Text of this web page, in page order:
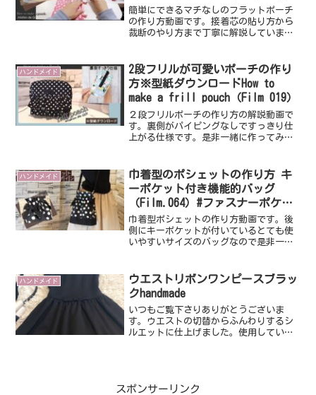
方
簡単にできるマチなしのフラットポーチ
の作り方動画です。接着芯の貼り方から
裁断のやり方まで丁寧に解説していま
とはありませんが、どちら面を上にして
縫うか、また手順など一番簡...
ハンドメイド
2段フリルが可愛いポーチの作り
方※型紙ダウンロードHow to
make a frill pouch（Film 019）
２段フリルポーチの作り方の解説動画で
す。裏側がパイピングなしですっきり仕
上がる仕様です。是非一緒に作ってみて
から無料ダウンロードしてご自宅のプリ
ンタで印刷し...
ハンドメイド
巾着型のポシェットの作り方 キ
ーポケット付き機能的バッグ
（Film.064）#ファスナーポケッ
ト #抜群に可愛いかばん
巾着型ポシェットの作り方動画です。後
側にキーポケットが付いているとても使
いやすいサイズのバッグなので是非一緒
マチ10㎝ 【材料】本体表地（接着芯不
織布） 2枚 ...
ハンドメイド
ウエストリボンワンピースブラッ
クhandmade
いつもご覧下さりありがとうございま
す。ウエストの切替からふんわりするシ
ルエットに仕上げました。使用している
スポンサーリンク